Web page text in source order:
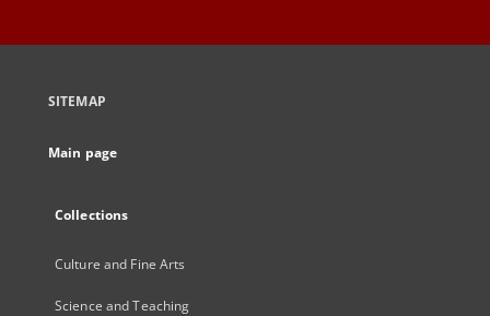
SITEMAP
Main page
Collections
Culture and Fine Arts
Science and Teaching